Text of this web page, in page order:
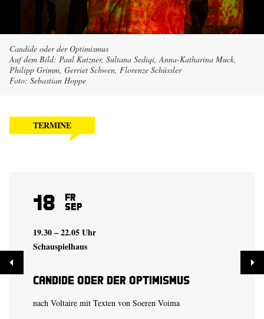
Candide oder der Optimismus
Auf dem Bild: Paul Kutzner, Sultana Sediqi, Anna-Katharina Muck,
Philipp Grimm, Gerriet Schwen, Florenze Schüssler
Foto: Sebastian Hoppe
TERMINE
18 Fr
Sep
19.30 – 22.05 Uhr
Schauspielhaus
Candide oder der Optimismus
nach Voltaire mit Texten von Soeren Voima